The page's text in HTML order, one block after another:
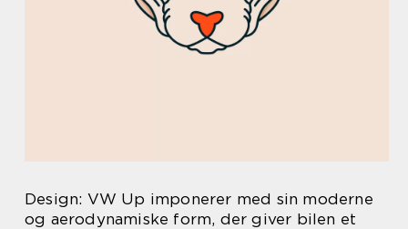
Design: VW Up imponerer med sin moderne
og aerodynamiske form, der giver bilen et